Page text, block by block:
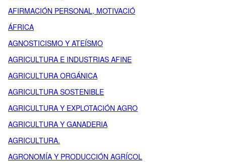
AFIRMACIÓN PERSONAL, MOTIVACIÓ
ÁFRICA
AGNOSTICISMO Y ATEÍSMO
AGRICULTURA E INDUSTRIAS AFINE
AGRICULTURA ORGÁNICA
AGRICULTURA SOSTENIBLE
AGRICULTURA Y EXPLOTACIÓN AGRO
AGRICULTURA Y GANADERIA
AGRICULTURA.
AGRONOMÍA Y PRODUCCIÓN AGRÍCOL